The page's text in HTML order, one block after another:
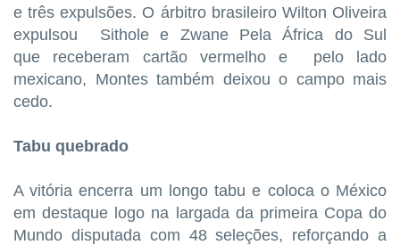
e três expulsões. O árbitro brasileiro Wilton Oliveira
expulsou Sithole e Zwane Pela África do Sul
que receberam cartão vermelho e pelo lado
mexicano, Montes também deixou o campo mais
cedo.
Tabu quebrado
A vitória encerra um longo tabu e coloca o México
em destaque logo na largada da primeira Copa do
Mundo disputada com 48 seleções, reforçando a